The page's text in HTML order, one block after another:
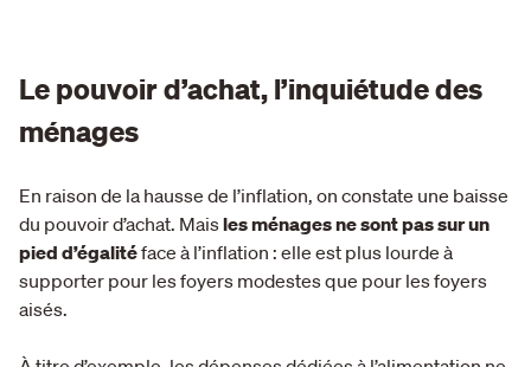
Le pouvoir d’achat, l’inquiétude des
ménages
En raison de la hausse de l’inflation, on constate une baisse
du pouvoir d’achat. Maisles ménages ne sont pas sur un
pied d’égalitéface à l’inflation : elle est plus lourde à
supporter pour les foyers modestes que pour les foyers
aisés.